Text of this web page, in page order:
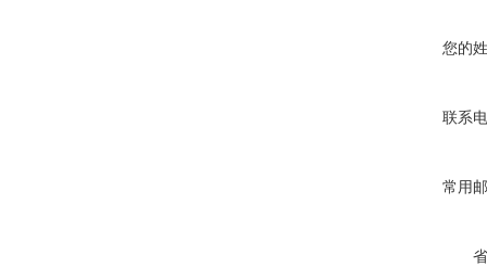
您的
联系
常用